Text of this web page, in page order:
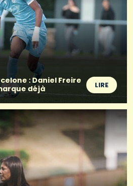
: Daniel Freire
déjà
LIRE